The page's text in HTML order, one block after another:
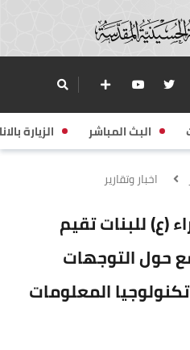
البث المباشر الزيارة
اخبار وتقارير
(ع) للبنات تقيم
حول التوجهات
المعلومات